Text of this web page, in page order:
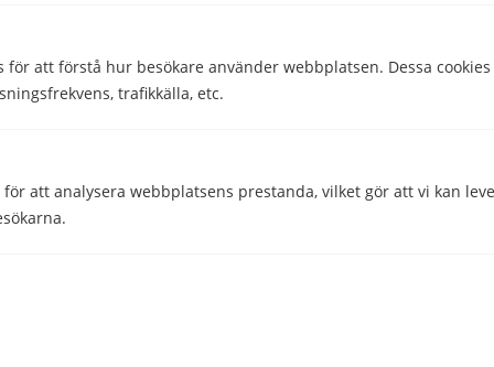
för att förstå hur besökare använder webbplatsen. Dessa
trafikkälla, etc.
för att analysera webbplatsens prestanda, vilket gör att vi kan
Org nr: 559122-2780